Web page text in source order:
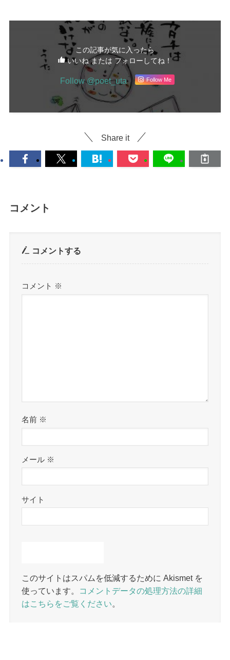
この記事が気に入ったら
いいね または フォローしてね！
Follow @poet_uta Follow Me
Share it
コメント
コメントする
コメント ※
名前 ※
メール ※
サイト
このサイトはスパムを低減するために Akismet を
使っています。
コメントデータの処理方法の詳細
はこちらをご覧ください。